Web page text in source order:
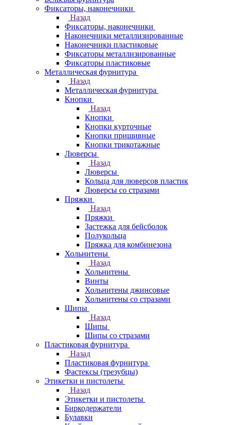
Фиксаторы, наконечники
Назад
Фиксаторы, наконечники
Наконечники металлизированные
Наконечники пластиковые
Фиксаторы металлизированные
Фиксаторы пластиковые
Металлическая фурнитура
Назад
Металлическая фурнитура
Кнопки
Назад
Кнопки
Кнопки курточные
Кнопки пришивные
Кнопки трикотажные
Люверсы
Назад
Люверсы
Кольца для люверсов пластик
Люверсы со стразами
Пряжки
Назад
Пряжки
Застежка для бейсболок
Полукольца
Пряжка для комбинезона
Хольнитены
Назад
Хольнитены
Винты
Хольнитены джинсовые
Хольнитены со стразами
Шипы
Назад
Шипы
Шипы со стразами
Пластиковая фурнитура
Назад
Пластиковая фурнитура
Фастексы (трезубцы)
Этикетки и пистолеты
Назад
Этикетки и пистолеты
Биркодержатели
Булавки